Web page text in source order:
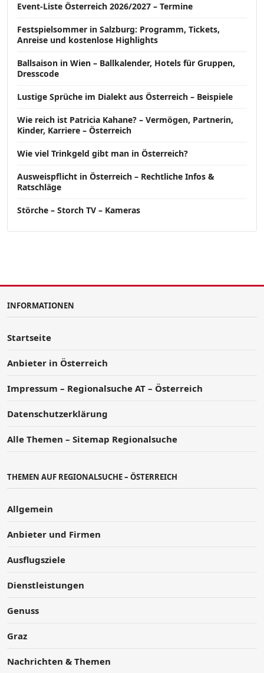
Event-Liste Österreich 2026/2027 – Termine
Festspielsommer in Salzburg: Programm, Tickets,
Anreise und kostenlose Highlights
Ballsaison in Wien – Ballkalender, Hotels für Gruppen,
Dresscode
Lustige Sprüche im Dialekt aus Österreich – Beispiele
Wie reich ist Patricia Kahane? – Vermögen, Partnerin,
Kinder, Karriere – Österreich
Wie viel Trinkgeld gibt man in Österreich?
Ausweispflicht in Österreich – Rechtliche Infos &
Ratschläge
Störche – Storch TV – Kameras
INFORMATIONEN
Startseite
Anbieter in Österreich
Impressum – Regionalsuche AT – Österreich
Datenschutzerklärung
Alle Themen – Sitemap Regionalsuche
THEMEN AUF REGIONALSUCHE – ÖSTERREICH
Allgemein
Anbieter und Firmen
Ausflugsziele
Dienstleistungen
Genuss
Graz
Nachrichten & Themen